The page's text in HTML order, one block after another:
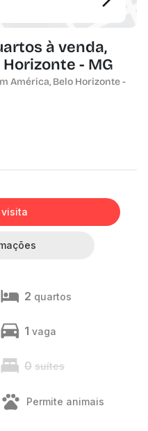
à venda,
- MG
América, Belo Horizonte -
2 quartos
1 vaga
0 suítes
Permite animais